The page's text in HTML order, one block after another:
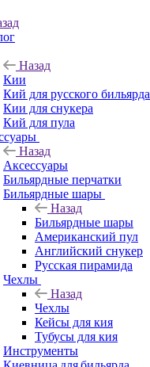
Назад
Кии
Кий для русского бильярда
Кии для снукера
Кий для пула
Назад
Аксессуары
Бильярдные перчатки
Бильярдные шары
Назад
Бильярдные шары
Американский пул
Английский снукер
Русская пирамида
Чехлы
Назад
Чехлы
Кейсы для кия
Тубусы для кия
Инструменты